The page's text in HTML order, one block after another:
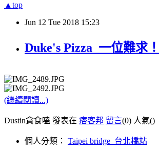
▲top
Jun 12 Tue 2018 15:23
Duke's Pizza_一位難求
(繼續閱讀...)
Dustin貪食嗑 發表在 痞客邦 留言(0) 人氣()
個人分類： Taipei bridge_台北橋站